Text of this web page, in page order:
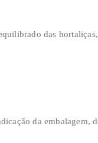
das
da embalagem,